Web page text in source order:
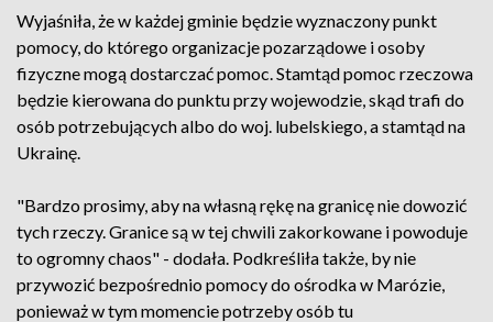
Wyjaśniła, że w każdej gminie będzie wyznaczony punkt
pomocy, do którego organizacje pozarządowe i osoby
fizyczne mogą dostarczać pomoc. Stamtąd pomoc rzeczowa
będzie kierowana do punktu przy wojewodzie, skąd trafi do
osób potrzebujących albo do woj. lubelskiego, a stamtąd na
Ukrainę.
"Bardzo prosimy, aby na własną rękę na granicę nie dowozić
tych rzeczy. Granice są w tej chwili zakorkowane i powoduje
to ogromny chaos" - dodała. Podkreśliła także, by nie
przywozić bezpośrednio pomocy do ośrodka w Marózie,
ponieważ w tym momencie potrzeby osób tu